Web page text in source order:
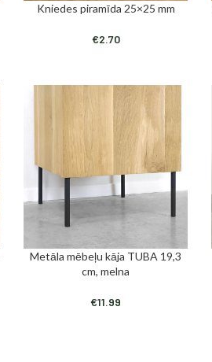
PIEVIENOT GROZAM
Kniedes piramīda 25×25 mm
€2.70
PIEVIENOT GROZAM
Metāla mēbeļu kāja TUBA 19,3
cm, melna
€11.99